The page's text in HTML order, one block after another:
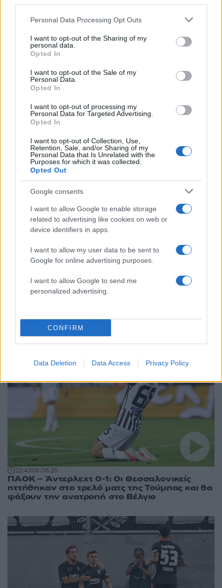
Please note that this website/app uses one or more Google
not limited to your visit or usage behaviour. You may click to
grant or deny consent to Google and its third-party tags to
use your data for below specified purposes in below Google
consent section.
Personal Data Processing Opt Outs
I want to opt-out of the Sharing of my
personal data.
Opted In
I want to opt-out of the Sale of my
Personal Data.
Opted In
I want to opt-out of processing my
Personal Data for Targeted Advertising.
Opted In
I want to opt-out of Collection, Use,
Retention, Sale, and/or Sharing of my
Personal Data that Is Unrelated with the
Purposes for which it was collected.
Opted Out
Google consents
I want to allow Google to enable storage
related to advertising like cookies on web or
device identifiers in apps.
I want to allow my user data to be sent to
Google for online advertising purposes.
I want to allow Google to send me
personalized advertising.
CONFIRM
Data Deletion Data Access Privacy Policy
Πιο σχολιασμένα
Μητσοτάκης στην υπογραφή συμφωνίας
Κύπρου: «Ισχυρή ψήφος εμπιστοσύνης» η
είσοδος της Meridiam στην GSI
κατασκευή του αεροσκάφους που θα
επιχειρεί και τη νύχτα στα μέτωπα της
φωτιάς
Αυγερινός, Μουτσάτσου και ακόμη 20
πρώην στελέχη κατά Καρυστιανού: «Δεν
αποχωρήσαμε για καρέκλες», αιχμές για
«συγκεντρωτικό μοντέλο»
59 Το πολωμένο μελτέμι που τροφοδότησε
τις φωτιές σε Αττική και Βοιωτία: «Από τα
ισχυρότερα επεισόδια των τελευταίων 50
χρόνων»
Κρανίου τόπος το Πόρτο Γερμενό μετά το
καταστροφικό πέρασμα της φωτιάς –
Αθλητικά:
22:4306.08.26
ΠΑΟΚ – Άντερλεχτ 0-1: Οι Θεσσαλονικείς
ηττήθηκαν στο τρελό ματς της Τούμπας και θα
ψάξουν την ανατροπή στο Βέλγιο